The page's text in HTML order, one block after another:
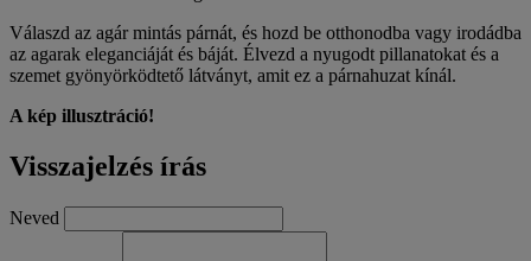
Válaszd az agár mintás párnát, és hozd be otthonodba vagy irodádba
az agarak eleganciáját és báját. Élvezd a nyugodt pillanatokat és a
szemet gyönyörködtető látványt, amit ez a párnahuzat kínál.
A kép illusztráció!
Visszajelzés írás
Neved